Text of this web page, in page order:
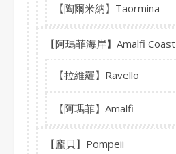
【陶爾米納】Taormina
【阿瑪菲海岸】Amalfi Coast
【拉維羅】Ravello
【阿瑪菲】Amalfi
【龐貝】Pompeii